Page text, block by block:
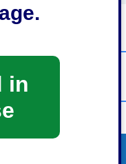
in
カレンダーを表示